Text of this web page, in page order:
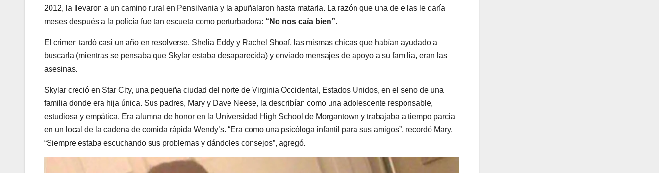
2012, la llevaron a un camino rural en Pensilvania y la apuñalaron hasta matarla. La razón que una de ellas le daría
meses después a la policía fue tan escueta como perturbadora: “No nos caía bien”.
El crimen tardó casi un año en resolverse. Shelia Eddy y Rachel Shoaf, las mismas chicas que habían ayudado a
buscarla (mientras se pensaba que Skylar estaba desaparecida) y enviado mensajes de apoyo a su familia, eran las
asesinas.
Skylar creció en Star City, una pequeña ciudad del norte de Virginia Occidental, Estados Unidos, en el seno de una
familia donde era hija única. Sus padres, Mary y Dave Neese, la describían como una adolescente responsable,
estudiosa y empática. Era alumna de honor en la Universidad High School de Morgantown y trabajaba a tiempo parcial
en un local de la cadena de comida rápida Wendy’s. “Era como una psicóloga infantil para sus amigos”, recordó Mary.
“Siempre estaba escuchando sus problemas y dándoles consejos”, agregó.